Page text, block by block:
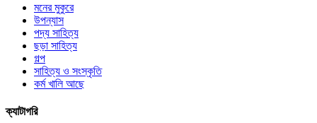
মনের মুকুরে
উপন্যাস
পদ্য সাহিত্য
ছড়া সাহিত্য
গল্প
সাহিত্য ও সংস্কৃতি
কর্ম খালি আছে
ক্যাটাগরি